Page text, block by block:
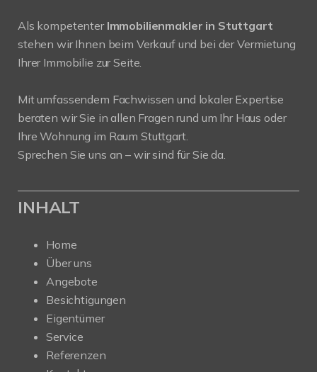
Als kompetenter Immobilienmakler in Stuttgart
stehen wir Ihnen beim Verkauf und bei der Vermietung
Ihrer Immobilie zur Seite.
Mit umfassendem Fachwissen und lokaler Expertise
beraten wir Sie in allen Fragen rund um Ihr Haus oder
Ihre Wohnung im Raum Stuttgart.
Sprechen Sie uns an – wir sind für Sie da.
INHALT
Home
Über uns
Angebote
Besichtigungen
Eigentümer
Service
Referenzen